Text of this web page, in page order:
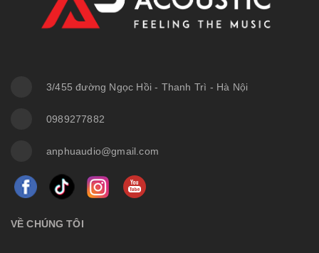
3/455 đường Ngọc Hồi - Thanh Trì - Hà Nội
0989277882
anphuaudio@gmail.com
VỀ CHÚNG TÔI